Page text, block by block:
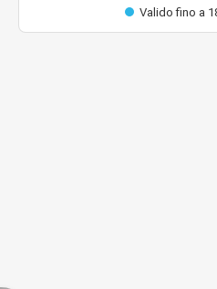
Valido fino a